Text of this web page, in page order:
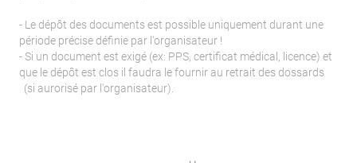
- Le dépôt des documents est possible uniquement durant une
période précise définie par l'organisateur !
- Si un document est exigé (ex: PPS, certificat médical, licence) et
que le dépôt est clos il faudra le fournir au retrait des dossards
(si aurorisé par l'organisateur).